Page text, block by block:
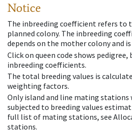
Notice
The inbreeding coefficient refers to
planned colony. The inbreeding
depends on the mother colony and is
Click on queen code shows pedigree,
inbreeding coefficients.
The total breeding values is
weighting factors.
Only island and line mating stations
subjected to breeding values
full list of mating stations, see
stations.